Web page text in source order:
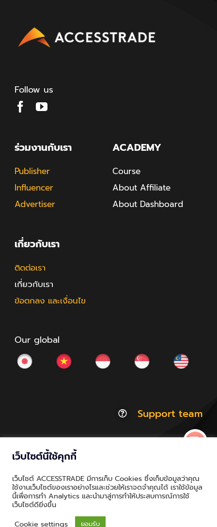
Follow us
ร่วมงานกับเรา
Publisher
Influencer
Advertiser
ACADEMY
Course
About Affiliate
About Dashboard
เกี่ยวกับเรา
ติดต่อเรา
เกี่ยวกับเรา
ข้อตกลง และเงื่อนไข
Our global
Support team
Thailand.a | All Rights Reserved
Privacy & Policy | Cookie Policy
เว็บไซต์นี้ใช้คุกกี้
เว็บไซต์ ACCESSTRADE มีการเก็บ Cookies ซึ่งเก็บข้อมูลว่าคุณ
ใช้งานเว็บไซต์ของเราอย่างไรและช่วยให้เราจดจำคุณได้ เราใช้ข้อมูล
นี้เพื่อการทำ Analytics และนำมาสู่การทำให้ประสบการณ์การใช้
เว็บไซต์ดียิ่งขึ้น
Cookie settings
ยอมรับ